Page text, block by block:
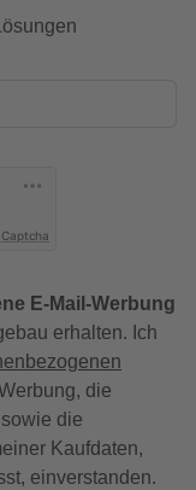
E-Mail-Werbung
erhalten. Ich
die
die
Kaufdaten,
einverstanden.